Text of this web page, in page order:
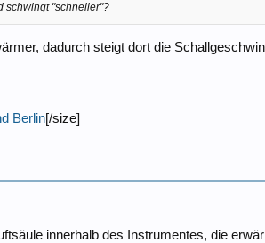
schwingt "schneller"?
dadurch steigt dort die
Berlin[/size]
innerhalb des Instrumentes, die